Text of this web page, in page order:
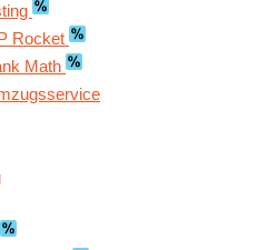
Rocket
Math